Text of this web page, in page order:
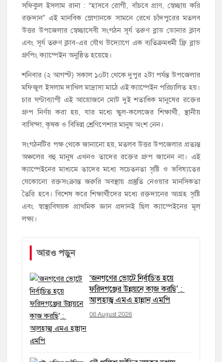
চেক বিতরণ
হাজীগঞ্জ ডিগ্রি কলেজ গভীর শ্রদ্ধার সঙ্গে জুলাই গণঅভ্যুত্থানের সকল
শহীদকে স্মরণ
হাজীগঞ্জের যুবধারা সমবায় ক্ষুদ্রঋণ পুনরায় চালু করে মানুষের আমানতের
টাকা পরিশোধ করা হবে
হাজীগঞ্জের বাকিলা উবির অভিভাবক সদস্য হোসেন মোল্লা লিটন সম্মাননা
পেলেন
গণঅভ্যুত্থান দিবসে ফরিদগঞ্জ মাদ্রাসা মাঠে বিএনপির গণসমাবেশ
হাজীগঞ্জের ২নং দক্ষিণ পশ্চিম রাজারগাঁও সপ্রাবিতে মা সমাবেশ ও
পরিচিতি সভা
চাঁদপুর জেলা জিয়া সাইবার ফোর্সের সভাপতি হাজীগঞ্জের কৃতী সন্তান
এসএম সবুজ হোসেন
সফিকুল ইসলাম রানা : “হাসবে রোগী, বাঁচবে প্রাণ, স্বেচ্ছায় করি
রক্তদান” এই মানবিক স্লোগানকে সামনে রেখে চাঁদপুরের মতলব
উত্তর উপজেলার স্বেচ্ছাসেবী সংগঠন সূর্য তরুণ ব্লাড ডোনার ক্লাব
এবং সূর্য তরুণ ক্লাব-এর যৌথ উদ্যোগে এক ব্যতিক্রমধর্মী ফ্রি ব্লাড
গ্রুপিং ক্যাম্পেইন অনুষ্ঠিত হয়েছে।
শনিবার (২ আগস্ট) সকাল ১০টা থেকে দুপুর ২টা পর্যন্ত উপজেলার
মফিজুল ইসলাম দাখিল মাদ্রাসা মাঠে এই ক্যাম্পেইন পরিচালিত হয়।
চার ঘণ্টাব্যাপী এই আয়োজনে মোট দুই শতাধিক মানুষের রক্তের
গ্রুপ নির্ণয় করা হয়, যার মধ্যে স্কুল-কলেজের শিক্ষার্থী, স্থানীয়
বাসিন্দা, কৃষক ও বিভিন্ন শ্রেণিপেশার মানুষ অংশ নেন।
সংগঠনটির পক্ষ থেকে জানানো হয়, মতলব উত্তর উপজেলার প্রত্যন্ত
অঞ্চলের বহু মানুষ এখনও তাদের রক্তের গ্রুপ জানেন না। এই
ক্যাম্পেইনের মাধ্যমে তাদের মধ্যে সচেতনতা সৃষ্টি ও ভবিষ্যতের
যেকোনো রক্তসংক্রান্ত জরুরি অবস্থায় প্রস্তুতি নেওয়ার মানসিকতা
তৈরি হবে। বিশেষ করে শিক্ষার্থীদের মধ্যে রক্তদানের আগ্রহ সৃষ্টি
এবং স্বাস্থ্যবিষয়ক প্রাথমিক জ্ঞান প্রদানই ছিল ক্যাম্পেইনের মূল
লক্ষ্য।
আরও পড়ুন
‘জনগণের ভোটে নির্বাচিত হয়ে
ফরিদগঞ্জের উন্নয়নে কাজ করছি’ :
আলহাজ্ব এমএ হান্নান এমপি
06 August 2026